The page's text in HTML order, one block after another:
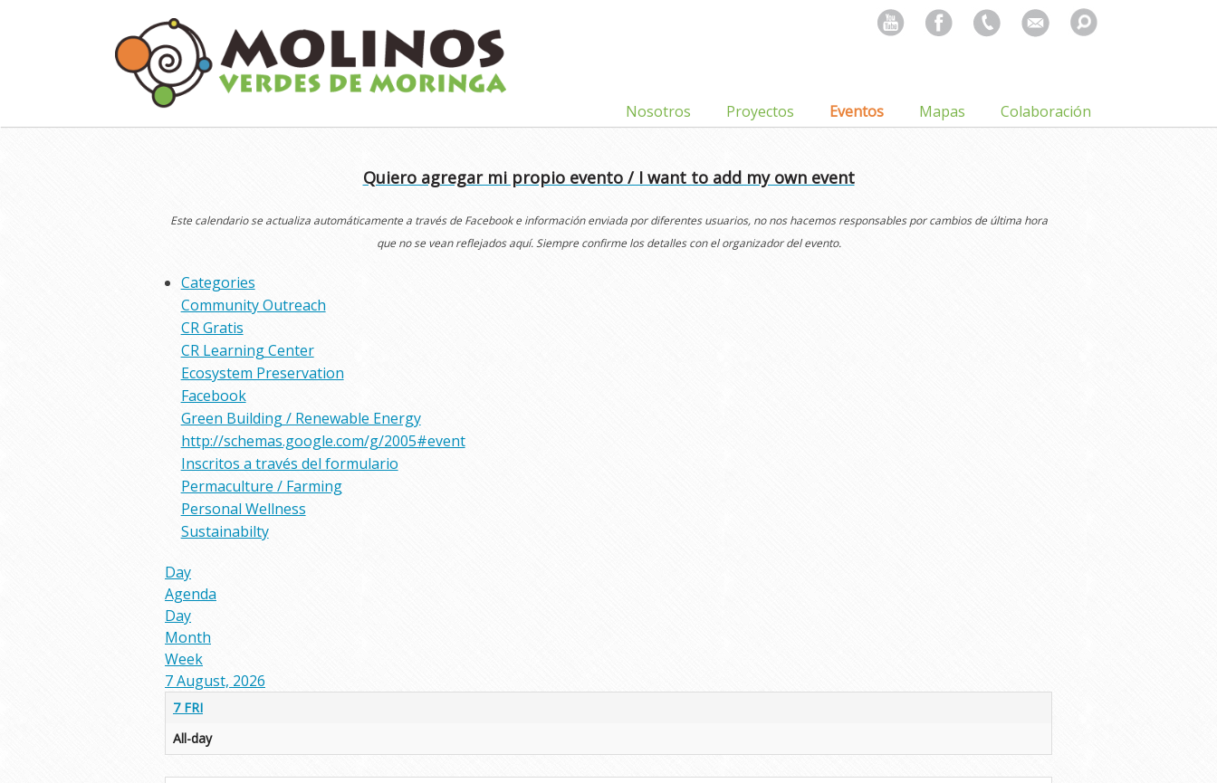
Search
for:
Nosotros Proyectos Eventos Mapas Colaboración
Quiero agregar mi propio evento / I want to add my own event
Este calendario se actualiza automáticamente a través de Facebook e información enviada por diferentes usuarios, no nos hacemos responsables por cambios de última hora
que no se vean reflejados aquí. Siempre confirme los detalles con el organizador del evento.
Categories
Community Outreach
CR Gratis
CR Learning Center
Ecosystem Preservation
Facebook
Green Building / Renewable Energy
http://schemas.google.com/g/2005#event
Inscritos a través del formulario
Permaculture / Farming
Personal Wellness
Sustainabilty
Day
Agenda
Day
Month
Week
7 August, 2026
7 FRI
All-day